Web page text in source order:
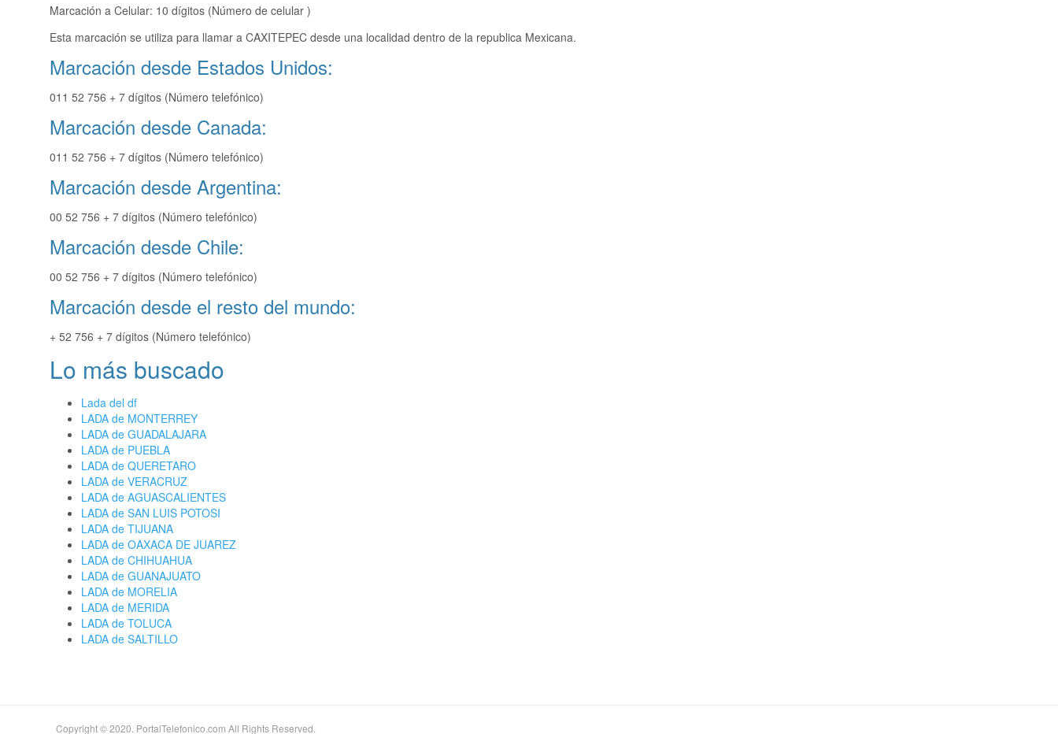
Marcación a Celular: 10 dígitos (Número de celular )
Esta marcación se utiliza para llamar a CAXITEPEC desde una localidad dentro de la republica Mexicana.
Marcación desde Estados Unidos:
011 52 756 + 7 dígitos (Número telefónico)
Marcación desde Canada:
011 52 756 + 7 dígitos (Número telefónico)
Marcación desde Argentina:
00 52 756 + 7 dígitos (Número telefónico)
Marcación desde Chile:
00 52 756 + 7 dígitos (Número telefónico)
Marcación desde el resto del mundo:
+ 52 756 + 7 dígitos (Número telefónico)
Lo más buscado
Lada del df
LADA de MONTERREY
LADA de GUADALAJARA
LADA de PUEBLA
LADA de QUERETARO
LADA de VERACRUZ
LADA de AGUASCALIENTES
LADA de SAN LUIS POTOSI
LADA de TIJUANA
LADA de OAXACA DE JUAREZ
LADA de CHIHUAHUA
LADA de GUANAJUATO
LADA de MORELIA
LADA de MERIDA
LADA de TOLUCA
LADA de SALTILLO
Copyright © 2020. PortalTelefonico.com All Rights Reserved.